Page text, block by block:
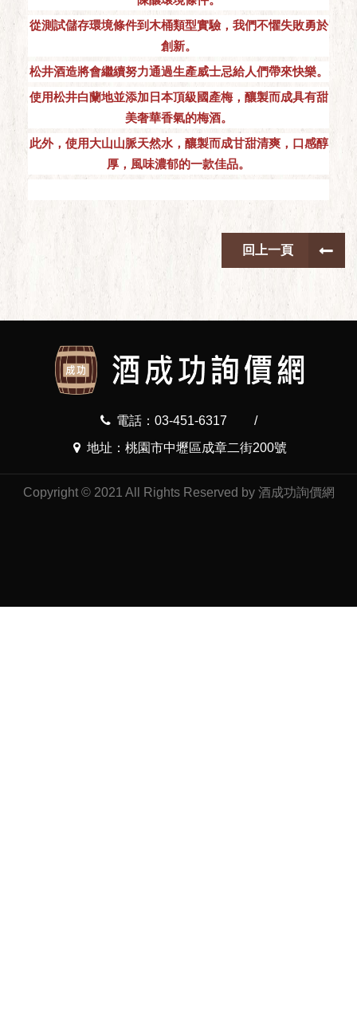
從測試儲存環境條件到木桶類型實驗，我們不懼失敗勇於
創新。
松井酒造將會繼續努力通過生產威士忌給人們帶來快樂。
使用松井白蘭地並添加日本頂級國產梅，釀製而成具有甜
美奢華香氣的梅酒。
此外，使用大山山脈天然水，釀製而成甘甜清爽，口感醇
厚，風味濃郁的一款佳品。
回上一頁
電話：03-451-6317
/
地址：桃園市中壢區成章二街200號
Copyright © 2021 All Rights Reserved by 酒成功詢價網